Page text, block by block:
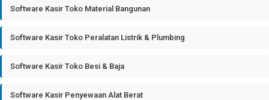
Software Kasir Toko Material Bangunan
Software Kasir Toko Peralatan Listrik & Plumbing
Software Kasir Toko Besi & Baja
Software Kasir Penyewaan Alat Berat